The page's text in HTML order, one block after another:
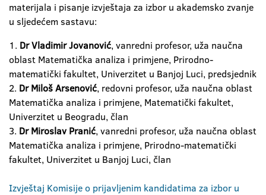
materijala i pisanje izvještaja za izbor u akademsko zvanje
u sljedećem sastavu:
1. Dr Vladimir Jovanović, vanredni profesor, uža naučna
oblast Matematička analiza i primjene, Prirodno-
matematički fakultet, Univerzitet u Banjoj Luci, predsjednik
2. Dr Miloš Arsenović, redovni profesor, uža naučna oblast
Matematička analiza i primjene, Matematički fakultet,
Univerzitet u Beogradu, član
3. Dr Miroslav Pranić, vanredni profesor, uža naučna oblast
Matematička analiza i primjene, Prirodno-matematički
fakultet, Univerzitet u Banjoj Luci, član
Izvještaj Komisije o prijavljenim kandidatima za izbor u